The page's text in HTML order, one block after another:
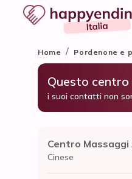
Home / Pordenone e
Questo
i suoi contatti non
Centro
Cinese